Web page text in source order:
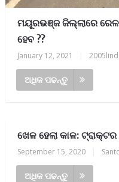
ମୟୂରଭଞ୍ଜ ଜିଲ୍ଲାରେ ରେଳ
ହେବ ??
January 12, 2021
ଅଧିକ ପଢନ୍ତୁ
ଖେଳ ହେଲା କାଳ:
September 15, 2020
ଅଧିକ ପଢନ୍ତୁ